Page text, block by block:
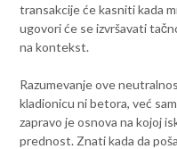
transakcije će kasniti kada
ugovori će se izvršavati
na kontekst.
Razumevanje ove
kladionicu ni betora, već
zapravo je osnova na kojoj
prednost. Znati kada da